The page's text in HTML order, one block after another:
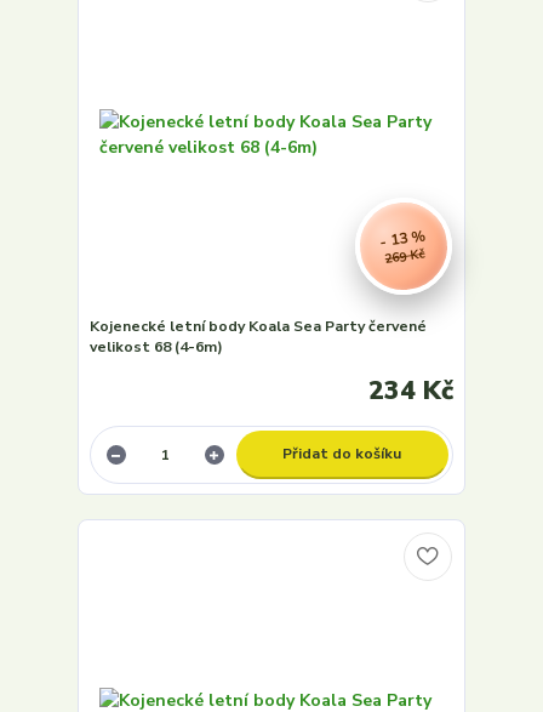
269 Kč
- 13 %
Kojenecké letní body Koala Sea Party červené
velikost 68 (4-6m)
234 Kč
Přidat do košíku